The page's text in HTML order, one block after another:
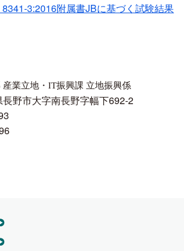
3:2016附属書JBに基づく試験結果
産業立地・IT振興課 立地振興係
野市大字南長野字幅下692-2